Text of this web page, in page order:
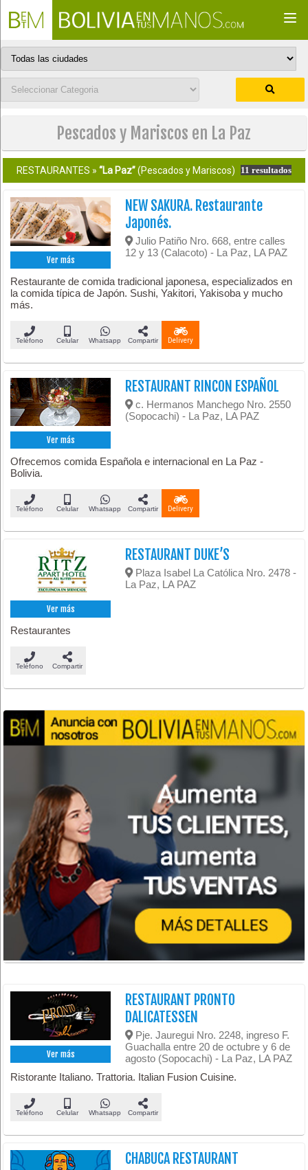
Pescados y Mariscos en La Paz
RESTAURANTES »“La Paz”(Pescados y Mariscos) 11 resultados
Ver más
NEW SAKURA. Restaurante
Japonés.
Julio Patiño Nro. 668, entre calles
12 y 13 (Calacoto) - La Paz, LA PAZ
Restaurante de comida tradicional japonesa, especializados en
la comida típica de Japón. Sushi, Yakitori, Yakisoba y mucho
más.
Teléfono Celular Whatsapp Compartir Delivery
Ver más
RESTAURANT RINCON ESPAÑOL
c. Hermanos Manchego Nro. 2550
(Sopocachi) - La Paz, LA PAZ
Ofrecemos comida Española e internacional en La Paz -
Bolivia.
Teléfono Celular Whatsapp Compartir Delivery
Ver más
RESTAURANT DUKE’S
Plaza Isabel La Católica Nro. 2478 -
La Paz, LA PAZ
Restaurantes
Teléfono Compartir
Ver más
RESTAURANT PRONTO
DALICATESSEN
Pje. Jauregui Nro. 2248, ingreso F.
Guachalla entre 20 de octubre y 6 de
agosto (Sopocachi) - La Paz, LA PAZ
Ristorante Italiano. Trattoria. Italian Fusion Cuisine.
Teléfono Celular Whatsapp Compartir
CHABUCA RESTAURANT